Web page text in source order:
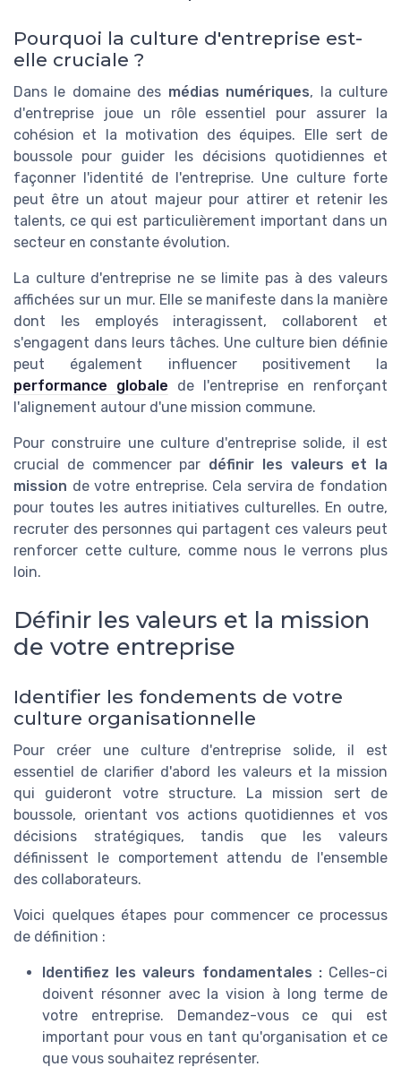
Pourquoi la culture d'entreprise est-
elle cruciale ?
Dans le domaine des médias numériques, la culture
d'entreprise joue un rôle essentiel pour assurer la
cohésion et la motivation des équipes. Elle sert de
boussole pour guider les décisions quotidiennes et
façonner l'identité de l'entreprise. Une culture forte
peut être un atout majeur pour attirer et retenir les
talents, ce qui est particulièrement important dans un
secteur en constante évolution.
La culture d'entreprise ne se limite pas à des valeurs
affichées sur un mur. Elle se manifeste dans la manière
dont les employés interagissent, collaborent et
s'engagent dans leurs tâches. Une culture bien définie
peut également influencer positivement la
performance globale de l'entreprise en renforçant
l'alignement autour d'une mission commune.
Pour construire une culture d'entreprise solide, il est
crucial de commencer par définir les valeurs et la
mission de votre entreprise. Cela servira de fondation
pour toutes les autres initiatives culturelles. En outre,
recruter des personnes qui partagent ces valeurs peut
renforcer cette culture, comme nous le verrons plus
loin.
Définir les valeurs et la mission
de votre entreprise
Identifier les fondements de votre
culture organisationnelle
Pour créer une culture d'entreprise solide, il est
essentiel de clarifier d'abord les valeurs et la mission
qui guideront votre structure. La mission sert de
boussole, orientant vos actions quotidiennes et vos
décisions stratégiques, tandis que les valeurs
définissent le comportement attendu de l'ensemble
des collaborateurs.
Voici quelques étapes pour commencer ce processus
de définition :
Identifiez les valeurs fondamentales :Celles-ci
doivent résonner avec la vision à long terme de
votre entreprise. Demandez-vous ce qui est
important pour vous en tant qu'organisation et ce
que vous souhaitez représenter.